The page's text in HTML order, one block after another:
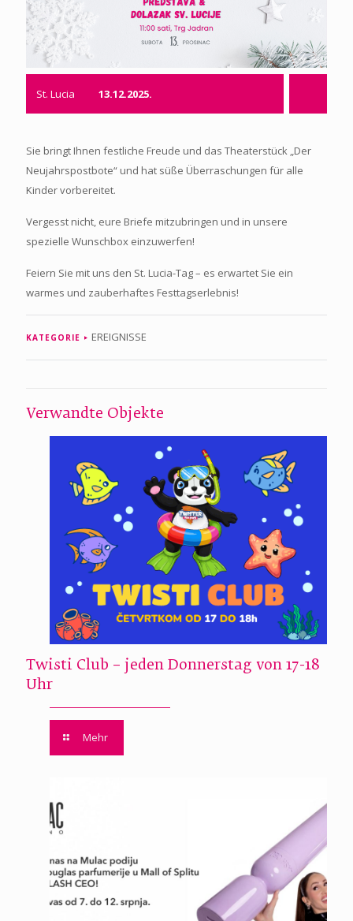
St. Lucia 13.12.2025.
Sie bringt Ihnen festliche Freude und das Theaterstück „Der
Neujahrspostbote“ und hat süße Überraschungen für alle
Kinder vorbereitet.
Vergesst nicht, eure Briefe mitzubringen und in unsere
spezielle Wunschbox einzuwerfen!
Feiern Sie mit uns den St. Lucia-Tag – es erwartet Sie ein
warmes und zauberhaftes Festtagserlebnis!
KATEGORIE EREIGNISSE
Verwandte Objekte
Twisti Club – jeden Donnerstag von 17-18
Uhr
Mehr